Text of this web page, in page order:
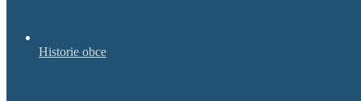
Historie obce